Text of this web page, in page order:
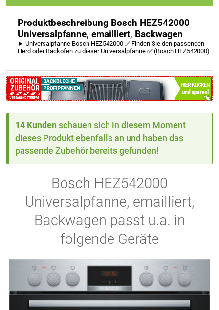
Produktbeschreibung Bosch HEZ542000
Universalpfanne, emailliert, Backwagen
► Universalpfanne Bosch HEZ542000 ✅ Finden Sie den passenden
Herd oder Backofen zu dieser Universalpfanne ✅ (Bosch HEZ542000)
14 Kunden schauen sich in diesem Moment
dieses Produkt ebenfalls an und haben das
passende Zubehör bereits gefunden!
Bosch HEZ542000
Universalpfanne, emailliert,
Backwagen passt u.a. in
folgende Geräte